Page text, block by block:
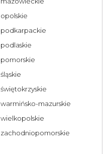
opolskie
podkarpackie
podlaskie
pomorskie
śląskie
świętokrzyskie
warmińsko-mazurskie
wielkopolskie
zachodniopomorskie